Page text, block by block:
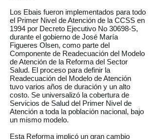
Los Ebais fueron implementados para todo
el Primer Nivel de Atención de la CCSS en
1994 por Decreto Ejecutivo No 30698-S,
durante el gobierno de José María
Figueres Olsen, como parte del
Componente de Readecuación del Modelo
de Atención de la Reforma del Sector
Salud. El proceso para definir la
Readecuación del Modelo de Atención
tuvo varios años de duración y un alto
costo. Se universalizó la cobertura de
Servicios de Salud del Primer Nivel de
Atención a toda la población nacional, bajo
un mismo modelo.
Esta Reforma implicó un gran cambio